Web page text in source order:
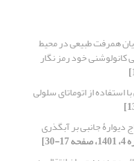
همرفت طبیعی در محیط
خود رمز نگار
از اتوماتای سلولی
دیوارۀ جانبی بر آبگذری